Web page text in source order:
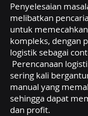
Penyelesaian
melibatkan
untuk
kompleks, dengan
logistik sebagai
Perencanaan
sering kali
manual yang
sehingga dapat
dan profit.